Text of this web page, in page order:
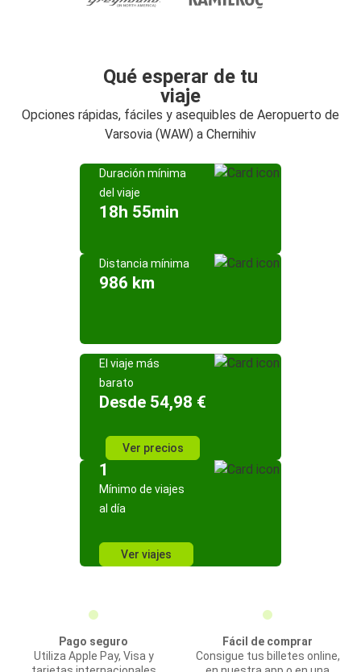
Qué esperar de tu
viaje
Opciones rápidas, fáciles y asequibles de Aeropuerto de
Varsovia (WAW) a Chernihiv
Duración mínima
del viaje
18h 55min
Distancia mínima
986 km
El viaje más
barato
Desde 54,98 €
Ver precios
1
Mínimo de viajes
al día
Ver viajes
Pago seguro
Utiliza Apple Pay, Visa y
Fácil de comprar
Consigue tus billetes online,